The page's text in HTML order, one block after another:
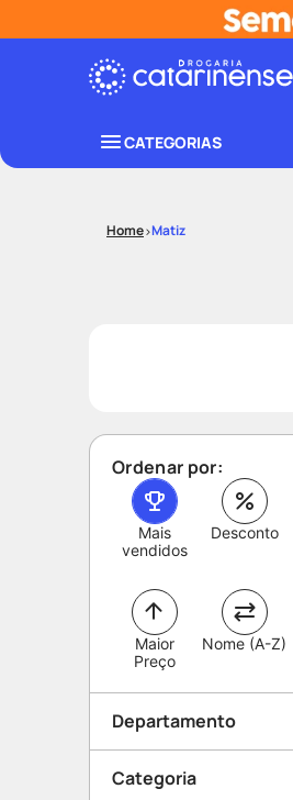
CATEGORIAS
Matiz
Ordenar por:
Mais
vendidos
Desconto
Maior
Preço
Nome (A-Z)
Departamento
Categoria